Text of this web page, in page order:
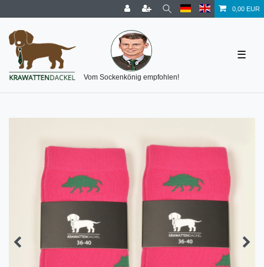
0,00 EUR
Vom Sockenkönig empfohlen!
☰